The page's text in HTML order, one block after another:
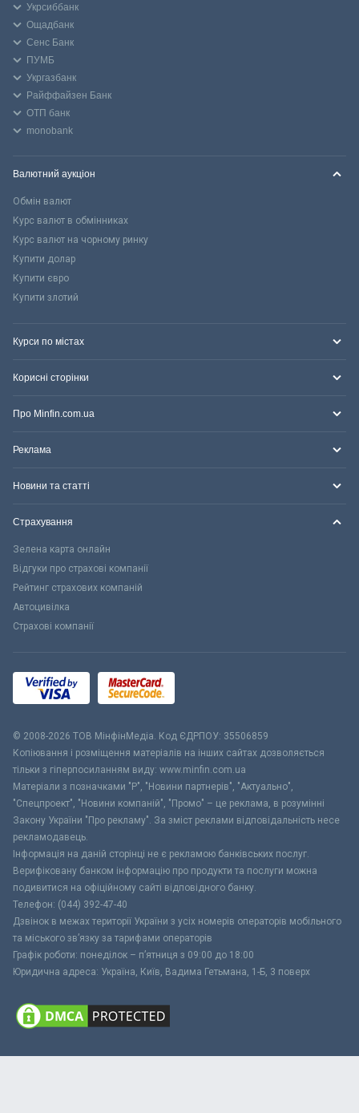
Укрсиббанк
Ощадбанк
Сенс Банк
ПУМБ
Укргазбанк
Райффайзен Банк
ОТП банк
monobank
Валютний аукціон
Обмін валют
Курс валют в обмінниках
Курс валют на чорному ринку
Купити долар
Купити євро
Купити злотий
Курси по містах
Корисні сторінки
Про Minfin.com.ua
Реклама
Новини та статті
Страхування
Зелена карта онлайн
Відгуки про страхові компанії
Рейтинг страхових компаній
Автоцивілка
Страхові компанії
© 2008-2026 ТОВ МiнфiнМедiа. Код ЄДРПОУ: 35506859
Копіювання і розміщення матеріалів на інших сайтах дозволяється
тільки з гіперпосиланням виду: www.minfin.com.ua
Матеріали з позначками "Р", "Новини партнерів", "Актуально",
"Спецпроект", "Новини компаній", "Промо" – це реклама, в розумінні
Закону України "Про рекламу". За зміст реклами відповідальність несе
рекламодавець.
Інформація на даній сторінці не є рекламою банківських послуг.
Верифіковану банком інформацію про продукти та послуги можна
подивитися на офіційному сайті відповідного банку.
Телефон: (044) 392-47-40
Дзвінок в межах території України з усіх номерів операторів мобільного
та міського зв’язку за тарифами операторів
Графік роботи: понеділок – п’ятниця з 09:00 до 18:00
Юридична адреса: Україна, Київ, Вадима Гетьмана, 1-Б, 3 поверх